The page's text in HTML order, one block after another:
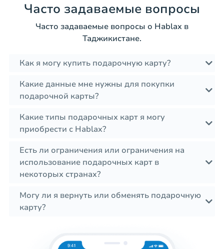
Часто задаваемые вопросы
Часто задаваемые вопросы о Hablax в
Таджикистане.
Как я могу купить подарочную карту?
Какие данные мне нужны для покупки
подарочной карты?
Какие типы подарочных карт я могу
приобрести с Hablax?
Есть ли ограничения или ограничения на
использование подарочных карт в
некоторых странах?
Могу ли я вернуть или обменять подарочную
карту?